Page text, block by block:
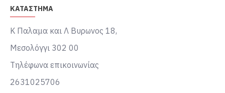
ΚΑΤΑΣΤΗΜΑ
Κ Παλαμα και Λ Βυρωνος 18,
Μεσολόγγι 302 00
Τηλέφωνα επικοινωνίας
2631025706